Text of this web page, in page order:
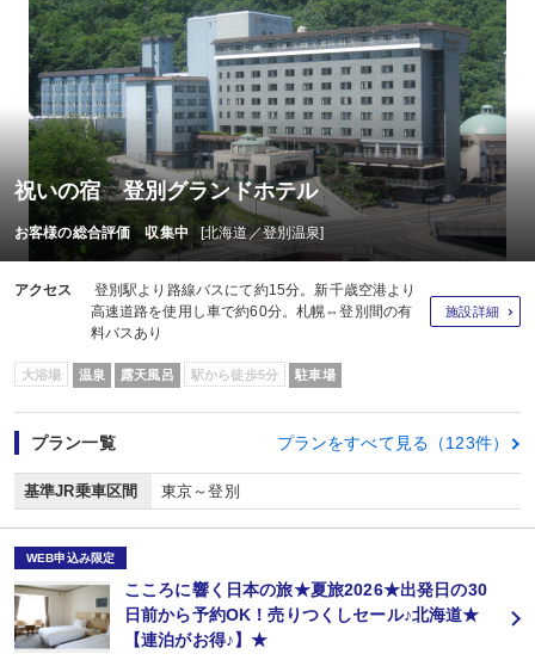
祝いの宿 登別グランドホテル
お客様の総合評価 収集中 [北海道／登別温泉]
アクセス
登別駅より路線バスにて約15分。新千歳空港より
高速道路を使用し車で約60分。札幌⇔登別間の有
料バスあり
施設詳細
大浴場 温泉 露天風呂 駅から徒歩5分 駐車場
プラン一覧 プランをすべて見る（123件）
基準JR乗車区間 東京～登別
WEB申込み限定
こころに響く日本の旅★夏旅2026★出発日の30
日前から予約OK！売りつくしセール♪北海道★
【連泊がお得♪】★